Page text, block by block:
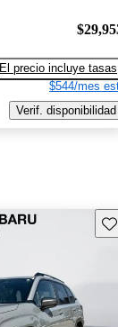
El precio incluye tasas
$544/mes
Verif. disponibilidad